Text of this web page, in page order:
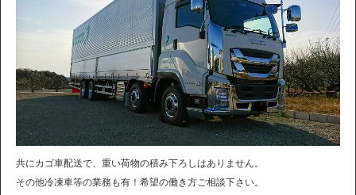
共にカゴ車配送で、重い荷物の積み下ろしはありません。
その他冷凍車等の業務も有！希望の働き方ご相談下さい。